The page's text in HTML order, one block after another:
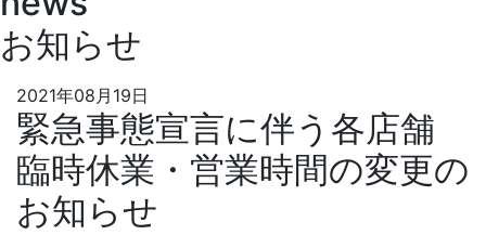
お知らせ
2021年08月19日
緊急事態宣言に伴う各店舗
臨時休業・営業時間の変更の
お知らせ